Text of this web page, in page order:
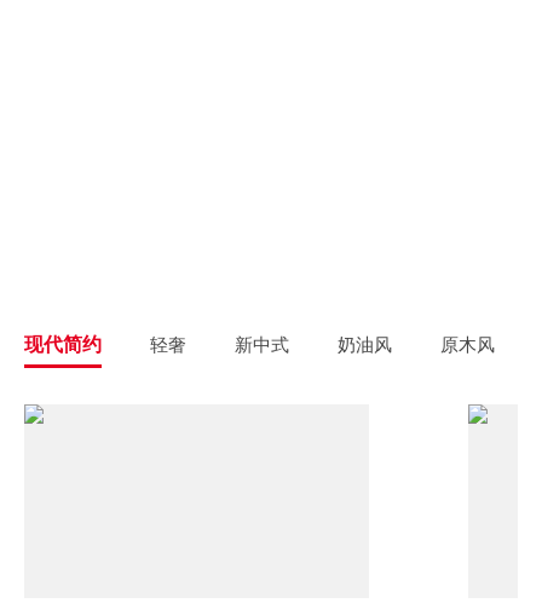
现代简约 轻奢 新中式 奶油风 原木风